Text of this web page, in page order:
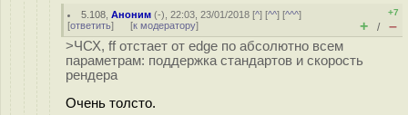
5.108 ,Аноним (-), 22:03, 23/01/2018 [^] [^^] [^^^]
[ответить] [к модератору]
+7
+ / –
>ЧСХ, ff отстает от edge по абсолютно всем
параметрам: поддержка стандартов и скорость
рендера
Очень толсто.